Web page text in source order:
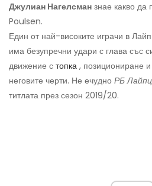
Джулиан Нагелсман знае какво да
Poulsen.
Един от най-високите играчи в
има безупречни удари с глава със
движение с топка , позициониране
неговите черти. Не ечудно РБ
титлата през сезон 2019/20.